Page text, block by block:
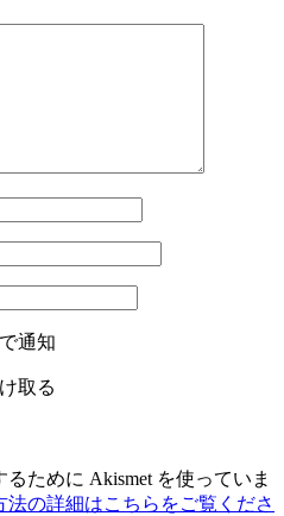
通知
取る
ために Akismet を使っていま
法の詳細はこちらをご覧くださ